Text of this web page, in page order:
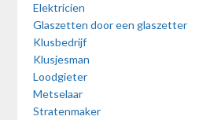
Elektricien
Glaszetten door een glaszetter
Klusbedrijf
Klusjesman
Loodgieter
Metselaar
Stratenmaker